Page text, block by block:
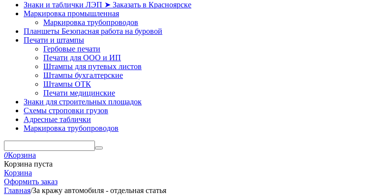
Знаки и таблички ЛЭП ➤ Заказать в Красноярске
Маркировка промышленная
Маркировка трубопроводов
Планшеты Безопасная работа на буровой
Печати и штампы
Гербовые печати
Печати для ООО и ИП
Штампы для путевых листов
Штампы бухгалтерские
Штампы ОТК
Печати медицинские
Знаки для строительных площадок
Схемы строповки грузов
Адресные таблички
Маркировка трубопроводов
0Корзина
Корзина пуста
Корзина
Оформить заказ
Главная/За кражу автомобиля - отдельная статья